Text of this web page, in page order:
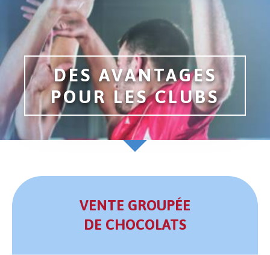
DES AVANTAGES
POUR LES CLUBS
VENTE GROUPÉE
DE CHOCOLATS